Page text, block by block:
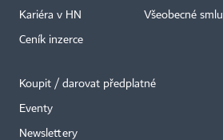
Kariéra v HN
Ceník inzerce
Všeobecné
Koupit / darovat předplatné
Eventy
Newslettery